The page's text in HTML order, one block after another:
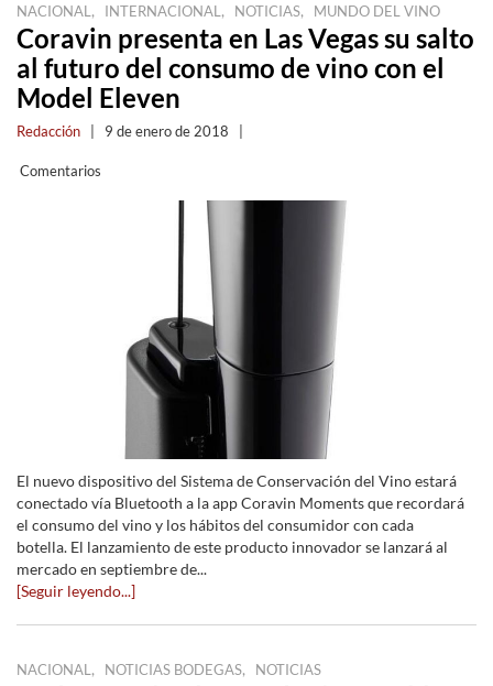
NACIONAL , INTERNACIONAL , NOTICIAS, MUNDO DEL VINO
Coravin presenta en Las Vegas su salto
al futuro del consumo de vino con el
Model Eleven
Redacción 9 de enero de 2018
Comentarios
El nuevo dispositivo del Sistema de Conservación del Vino estará
conectado vía Bluetooth a la app Coravin Moments que recordará
el consumo del vino y los hábitos del consumidor con cada
botella. El lanzamiento de este producto innovador se lanzará al
mercado en septiembre de...
[Seguir leyendo...]
NACIONAL , NOTICIAS BODEGAS, NOTICIAS